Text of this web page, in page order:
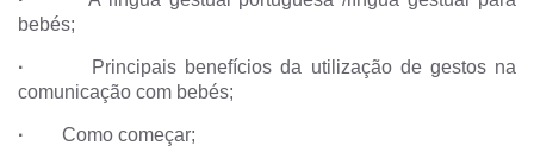
bebés;
·
Principais benefícios da utilização de gestos na
comunicação com bebés;
· Como começar;